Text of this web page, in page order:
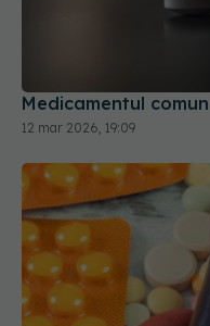
Medicamentul
12 mar 2026, 19:09